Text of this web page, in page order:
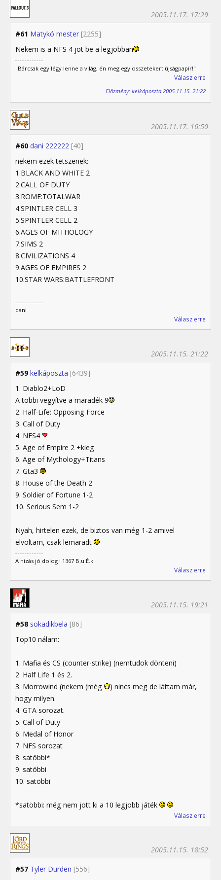
#61 Matykó mester [2255]
2005.11.17. 17:29
Nekem is a NFS 4 jöt be a legjobban
"Bárcsak egy légy lenne a világ, én meg egy összetekert újságpapír!"
Válasz erre
Előzmény: kelkáposzta 2005.11.15. 21:22
#60 dani 222222 [40]
2005.11.17. 16:50
nekem ezek tetszenek:
1.BLACK AND WHITE 2
2.CALL OF DUTY
3.ROME:TOTALWAR
4.SPINTLER CELL 3
5.SPINTLER CELL 2
6.AGES OF MITHOLOGY
7.SIMS 2
8.CIVILIZATIONS 4
9.AGES OF EMPIRES 2
10.STAR WARS:BATTLEFRONT
dani
Válasz erre
#59 kelkáposzta [6439]
2005.11.15. 21:22
1. Diablo2+LoD
A többi vegyítve a maradék 9
2. Half-Life: Opposing Force
3. Call of Duty
4. NFS4
5. Age of Empire 2 +kieg
6. Age of Mythology+Titans
7. Gta3
8. House of the Death 2
9. Soldier of Fortune 1-2
10. Serious Sem 1-2
Nyah, hirtelen ezek, de biztos van még 1-2 amivel
elvoltam, csak lemaradt
A hízás jó dolog ! 1367 B.u.É.k
Válasz erre
#58 sokadikbela [86]
2005.11.15. 19:21
Top10 nálam:
1. Mafia és CS (counter-strike) (nemtudok dönteni)
2. Half Life 1 és 2.
3. Morrowind (nekem (még
) nincs meg de láttam már,
hogy milyen.
4. GTA sorozat.
5. Call of Duty
6. Medal of Honor
7. NFS sorozat
8. satöbbi*
9. satöbbi
10. satöbbi
*satöbbi: még nem jött ki a 10 legjobb játék
Válasz erre
#57 Tyler Durden [556]
2005.11.15. 18:52